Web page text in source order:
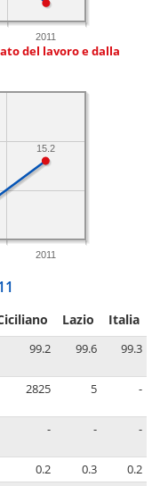
2011
del lavoro e dalla
2011
15.2
Lazio Italia
99.2 99.6 99.3
2825 5 -
- - -
0.2 0.3
0.2